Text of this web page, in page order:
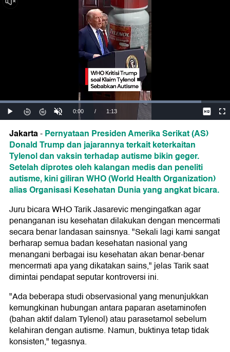
Jakarta-Pernyataan Presiden Amerika Serikat (AS)
Donald Trump dan jajarannya terkait keterkaitan
Tylenol dan vaksin terhadap autisme bikin geger.
Setelah diprotes oleh kalangan medis dan peneliti
autisme, kini giliran WHO (World Health Organization)
alias Organisasi Kesehatan Dunia yang angkat bicara.
Juru bicara WHO Tarik Jasarevic mengingatkan agar
penanganan isu kesehatan dilakukan dengan mencermati
secara benar landasan sainsnya. "Sekali lagi kami sangat
berharap semua badan kesehatan nasional yang
menangani berbagai isu kesehatan akan benar-benar
mencermati apa yang dikatakan sains," jelas Tarik saat
dimintai pendapat seputar kontroversi ini.
"Ada beberapa studi observasional yang menunjukkan
kemungkinan hubungan antara paparan asetaminofen
(bahan aktif dalam Tylenol) atau parasetamol sebelum
kelahiran dengan autisme. Namun, buktinya tetap tidak
konsisten," tegasnya.